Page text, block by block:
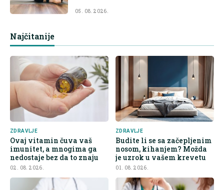
05. 08. 2026.
Najčitanije
ZDRAVLJE
Ovaj vitamin čuva vaš
imunitet, a mnogima ga
nedostaje bez da to znaju
02. 08. 2026.
ZDRAVLJE
Budite li se sa začepljenim
nosom, kihanjem? Možda
je uzrok u vašem krevetu
01. 08. 2026.